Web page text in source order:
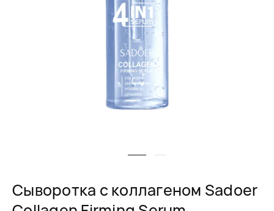
Сыворотка с коллагеном Sadoer